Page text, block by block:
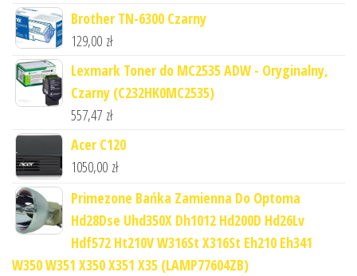
Brother TN-6300 Czarny
129,00 zł
Lexmark Toner do MC2535 ADW - Oryginalny,
Czarny (C232HK0MC2535)
557,47 zł
Acer C120
1050,00 zł
Primezone Bańka Zamienna Do Optoma
Hd28Dse Uhd350X Dh1012 Hd200D Hd26Lv
Hdf572 Ht210V W316St X316St Eh210 Eh341
W350 W351 X350 X351 X35 (LAMP77604ZB)